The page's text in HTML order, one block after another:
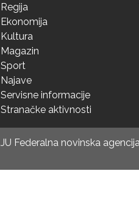
Regija
Ekonomija
Kultura
Magazin
Sport
Najave
Servisne informacije
Stranačke aktivnosti
JU Federalna novinska